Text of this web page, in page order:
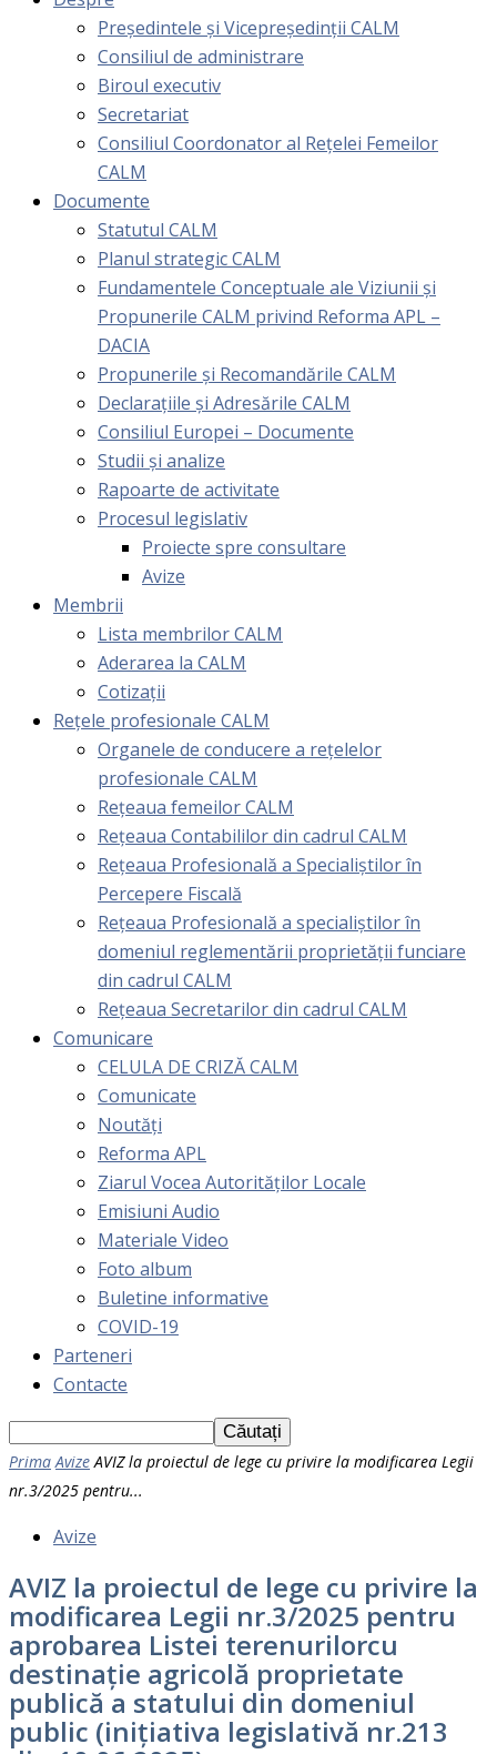
Președintele și Vicepreședinții CALM
Consiliul de administrare
Biroul executiv
Secretariat
Consiliul Coordonator al Rețelei Femeilor
CALM
Documente
Statutul CALM
Planul strategic CALM
Fundamentele Conceptuale ale Viziunii și
Propunerile CALM privind Reforma APL –
DACIA
Propunerile și Recomandările CALM
Declarațiile și Adresările CALM
Consiliul Europei – Documente
Studii și analize
Rapoarte de activitate
Procesul legislativ
Proiecte spre consultare
Avize
Membrii
Lista membrilor CALM
Aderarea la CALM
Cotizaţii
Rețele profesionale CALM
Organele de conducere a rețelelor
profesionale CALM
Rețeaua femeilor CALM
Rețeaua Contabililor din cadrul CALM
Rețeaua Profesională a Specialiștilor în
Percepere Fiscală
Reţeaua Profesională a specialiştilor în
domeniul reglementării proprietăţii funciare
din cadrul CALM
Rețeaua Secretarilor din cadrul CALM
Comunicare
CELULA DE CRIZĂ CALM
Comunicate
Noutăți
Reforma APL
Ziarul Vocea Autorităților Locale
Emisiuni Audio
Materiale Video
Foto album
Buletine informative
COVID-19
Parteneri
Contacte
Prima Avize AVIZ la proiectul de lege cu privire la modificarea Legii
nr.3/2025 pentru...
Avize
AVIZ la proiectul de lege cu privire la
modificarea Legii nr.3/2025 pentru
aprobarea Listei terenurilorcu
destinație agricolă proprietate
publică a statului din domeniul
public (inițiativa legislativă nr.213